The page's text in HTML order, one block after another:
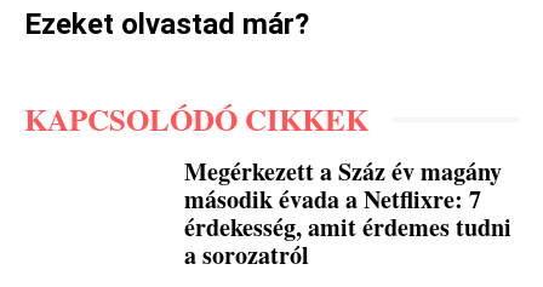
Ezeket olvastad már?
KAPCSOLÓDÓ CIKKEK
Megérkezett a Száz év magány
második évada a Netflixre: 7
érdekesség, amit érdemes tudni
a sorozatról